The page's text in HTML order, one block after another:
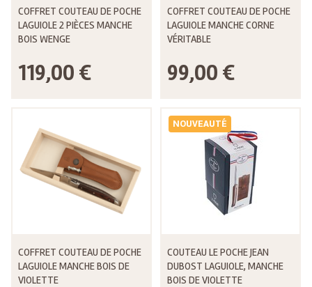
COFFRET COUTEAU DE POCHE
LAGUIOLE 2 PIÈCES MANCHE
BOIS WENGE
119,00 €
COFFRET COUTEAU DE POCHE
LAGUIOLE MANCHE CORNE
VÉRITABLE
99,00 €
COFFRET COUTEAU DE POCHE
LAGUIOLE MANCHE BOIS DE
VIOLETTE
NOUVEAUTÉ
COUTEAU LE POCHE JEAN
DUBOST LAGUIOLE, MANCHE
BOIS DE VIOLETTE